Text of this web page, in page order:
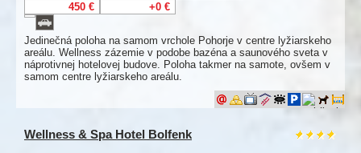
450 €
+0 €
Jedinečná poloha na samom vrchole Pohorje v centre lyžiarskeho
areálu. Wellness zázemie v podobe bazéna a saunového sveta v
náprotivnej hotelovej budove. Poloha takmer na samote, ovšem v
samom centre lyžiarskeho areálu.
Wellness & Spa Hotel Bolfenk